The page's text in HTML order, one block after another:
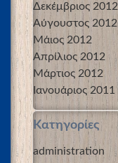
Δεκέμβριος 2012
Αύγουστος 2012
Μάιος 2012
Απρίλιος 2012
Μάρτιος 2012
Ιανουάριος 2011
Kατηγορίες
administration